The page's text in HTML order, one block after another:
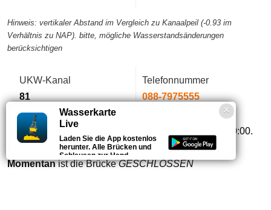
Hinweis: vertikaler Abstand im Vergleich zu Kanaalpeil (-0.93 im
Verhältnis zu NAP). bitte, mögliche Wasserstandsänderungen
berücksichtigen
UKW-Kanal
81
Telefonnummer
088-7975555
Kommentar:
Am 24 und 31 Dezember Service bis 20:00.
Am 27. Dezember und 2. Januar Service ab 06:00.
Momentanist die BrückeGESCHLOSSEN
Wasserkarte
Live
Laden Sie die App kostenlos
herunter. Alle Brücken und
Schleusen zur Hand.